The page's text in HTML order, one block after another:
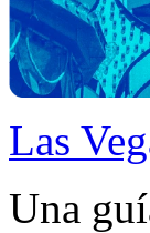
Las
Una